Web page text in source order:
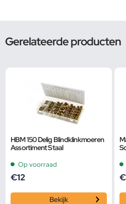
Gerelateerde producten
HBM 150 Delig Blindklinkmoeren
Assortiment Staal
Op voorraad
€12
Bekijk
€